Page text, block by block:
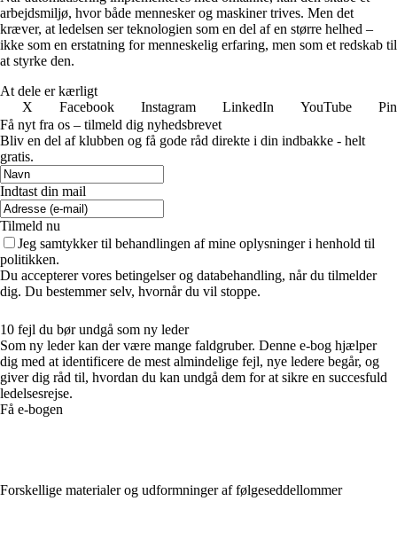
arbejdsmiljø, hvor både mennesker og maskiner trives. Men det
kræver, at ledelsen ser teknologien som en del af en større helhed –
ikke som en erstatning for menneskelig erfaring, men som et redskab til
at styrke den.
At dele er kærligt
X
Facebook Instagram LinkedIn YouTube
Få nyt fra os – tilmeld dig nyhedsbrevet
Bliv en del af klubben og få gode råd direkte i din indbakke - helt
gratis.
Indtast din mail
Tilmeld nu
Jeg samtykker til behandlingen af mine oplysninger i henhold til
politikken.
Du accepterer vores betingelser og databehandling, når du tilmelder
dig. Du bestemmer selv, hvornår du vil stoppe.
10 fejl du bør undgå som ny leder
Som ny leder kan der være mange faldgruber. Denne e-bog hjælper
dig med at identificere de mest almindelige fejl, nye ledere begår, og
giver dig råd til, hvordan du kan undgå dem for at sikre en succesfuld
ledelsesrejse.
Få e-bogen
Forskellige materialer og udformninger af følgeseddellommer